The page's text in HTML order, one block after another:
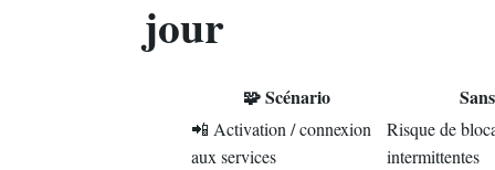
jour
🧩 Scénario
📲 Activation / connexion
aux services
Risque de
intermittentes